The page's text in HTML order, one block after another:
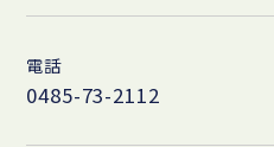
電話
0485-73-2112